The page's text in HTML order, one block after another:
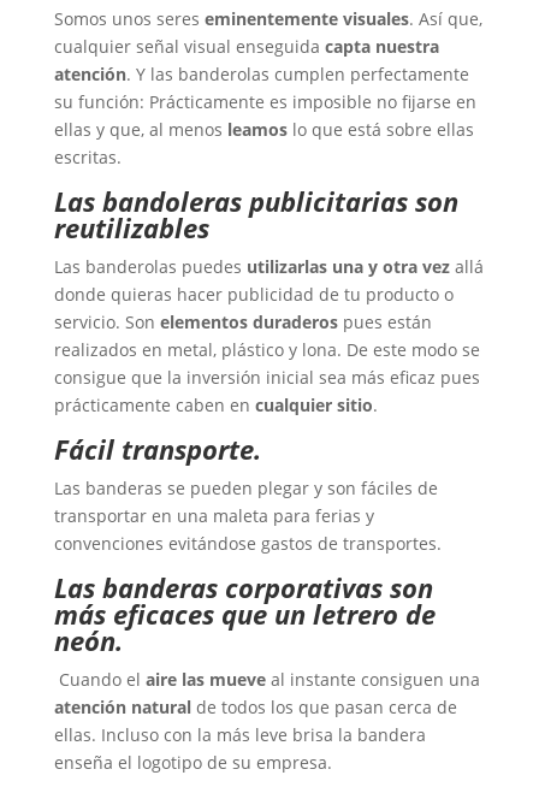
Somos unos seres eminentemente visuales. Así que,
cualquier señal visual enseguida capta nuestra
atención. Y las banderolas cumplen perfectamente
su función: Prácticamente es imposible no fijarse en
ellas y que, al menos leamoslo que está sobre ellas
escritas.
Las bandoleras publicitarias son
reutilizables
Las banderolas puedes utilizarlas una y otra vezallá
donde quieras hacer publicidad de tu producto o
servicio. Son elementos duraderospues están
realizados en metal, plástico y lona. De este modo se
consigue que la inversión inicial sea más eficaz pues
prácticamente caben en cualquier sitio.
Fácil transporte.
Las banderas se pueden plegar y son fáciles de
transportar en una maleta para ferias y
convenciones evitándose gastos de transportes.
Las banderas corporativas son
más eficaces que un letrero de
neón.
Cuando el aire las mueveal instante consiguen una
atención natural de todos los que pasan cerca de
ellas. Incluso con la más leve brisa la bandera
enseña el logotipo de su empresa.